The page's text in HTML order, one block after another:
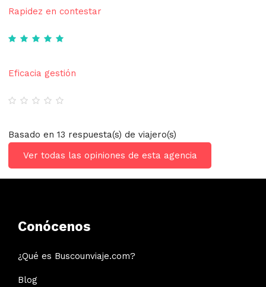
Rapidez en contestar
Eficacia gestión
Basado en 13 respuesta(s) de viajero(s)
Ver todas las opiniones de esta agencia
Conócenos
¿Qué es Buscounviaje.com?
Blog